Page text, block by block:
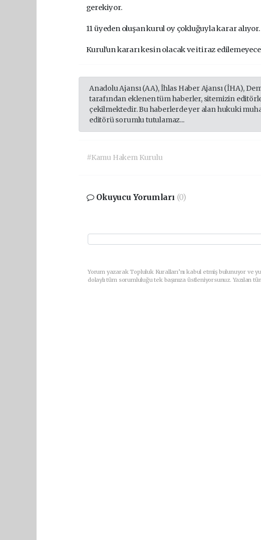
gerekiyor.
11 üyeden oluşan kurul oy çokluğuyla karar alıyor.
Kurul'un kararı kesin olacak ve itiraz
Anadolu Ajansı (AA), İhlas Haber Ajansı (İHA),
tarafından eklenen tüm haberler, sitemizin
çekilmektedir. Bu haberlerde yer alan hukuki
editörü sorumlu tutulamaz...
#Kamu Hakem Kurulu
Okuyucu Yorumları (0)
Yorum yazarak Topluluk Kuralları’nı kabul etmiş bulunuyor ve
dolaylı tüm sorumluluğu tek başınıza üstleniyorsunuz.